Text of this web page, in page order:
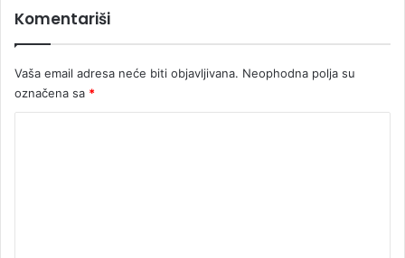
c
u
š
k
Komentariši
Vaša email adresa neće biti objavljivana. Neophodna polja su
označena sa *